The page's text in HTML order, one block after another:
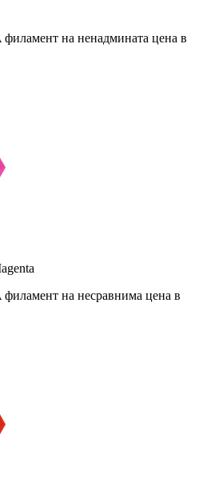
на ненадмината цена в
на несравнима цена в